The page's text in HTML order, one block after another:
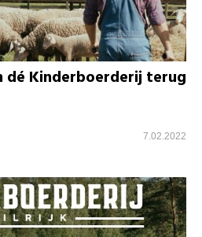
dé Kinderboerderij terug
7.02.2022